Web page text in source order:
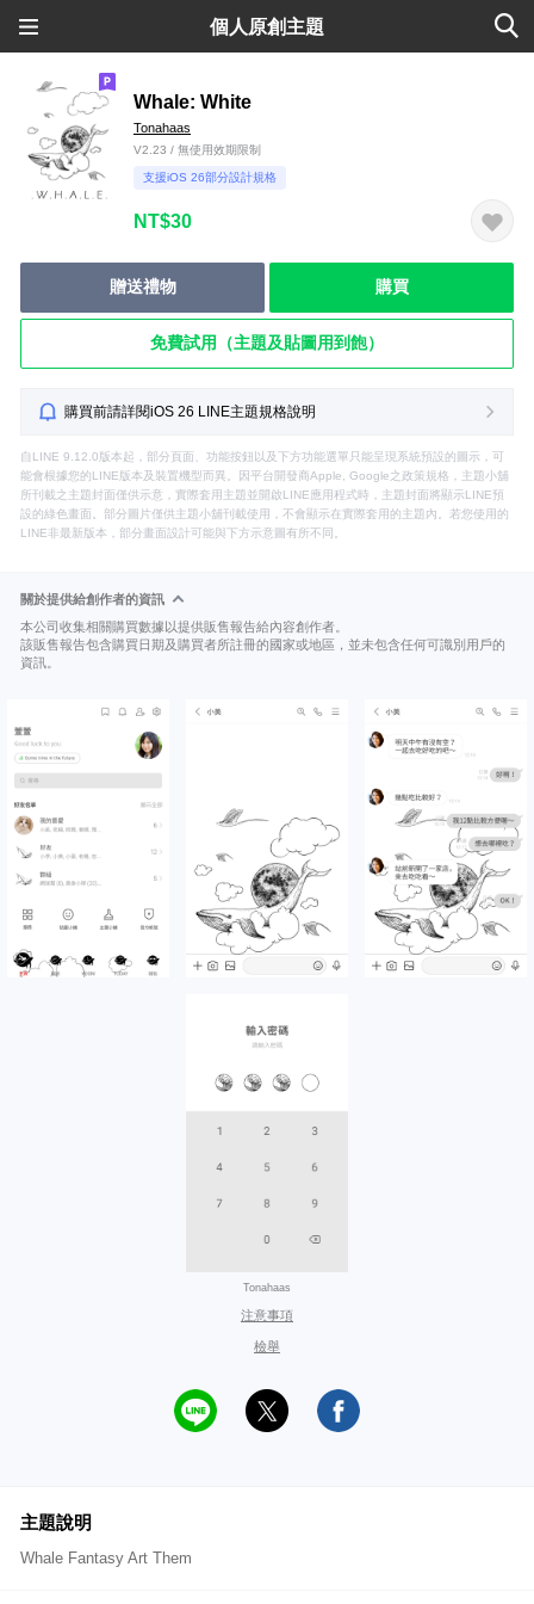
個人原創主題
Whale: White
Tonahaas
V2.23 / 無使用效期限制
支援iOS 26部分設計規格
NT$30
贈送禮物 購買
免費試用（主題及貼圖用到飽）
購買前請詳閱iOS 26 LINE主題規格說明
自LINE 9.12.0版本起，部分頁面、功能按鈕以及下方功能選單只能呈現系統預設的圖示，可
能會根據您的LINE版本及裝置機型而異。因平台開發商Apple, Google之政策規格，主題小舖
所刊載之主題封面僅供示意，實際套用主題並開啟LINE應用程式時，主題封面將顯示LINE預
設的綠色畫面。部分圖片僅供主題小舖刊載使用，不會顯示在實際套用的主題內。若您使用的
LINE非最新版本，部分畫面設計可能與下方示意圖有所不同。
關於提供給創作者的資訊
本公司收集相關購買數據以提供販售報告給內容創作者。
該販售報告包含購買日期及購買者所註冊的國家或地區，並未包含任何可識別用戶的
資訊。
Tonahaas
注意事項
檢舉
主題說明
Whale Fantasy Art Them